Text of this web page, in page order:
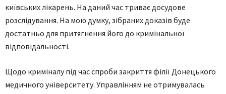
київських лікарень. На даний час триває досудове
розслідування. На мою думку, зібраних доказів буде
достатньо для притягнення його до кримінальної
відповідальності.
Щодо криміналу під час спроби закриття філії Донецького
медичного університету. Управлінням не отримувалась